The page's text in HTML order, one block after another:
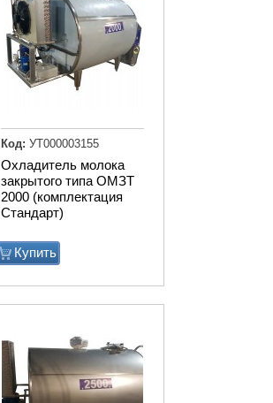
Охладитель молока
закрытого типа ОМЗТ
2000 (комплектация
Стандарт)
Купить
Код: УТ000003155